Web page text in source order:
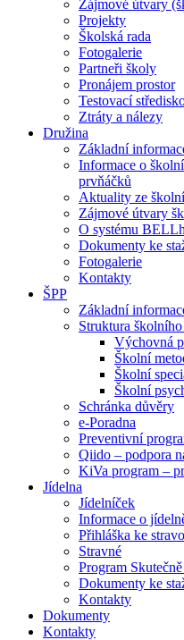
Zájmové útvary
Projekty
Školská rada
Fotogalerie
Partneři školy
Pronájem prostor
Testovací
Ztráty a nálezy
Družina
Základní
Informace o
prvňáčků
Aktuality ze
Zájmové útvary
O systému
Dokumenty ke
Fotogalerie
Kontakty
ŠPP
Základní
Struktura
Výchovná
Školní
Školní
Školní
Schránka důvěry
e-Poradna
Preventivní
Qiido – podpora
KiVa program –
Jídelna
Jídelníček
Informace o
Přihláška ke
Stravné
Program
Dokumenty ke
Kontakty
Dokumenty
Kontakty